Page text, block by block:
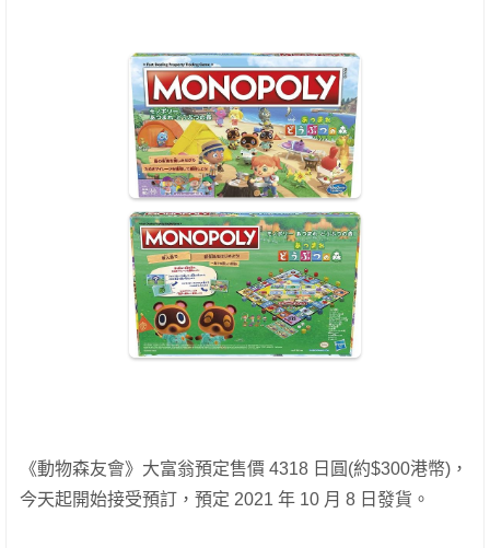
《動物森友會》大富翁預定售價 4318 日圓(約$300港幣)，
今天起開始接受預訂，預定 2021 年 10 月 8 日發貨。